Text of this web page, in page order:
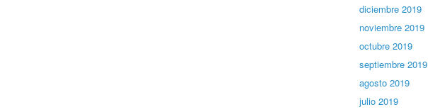
diciembre 2019
noviembre 2019
octubre 2019
septiembre 2019
agosto 2019
julio 2019